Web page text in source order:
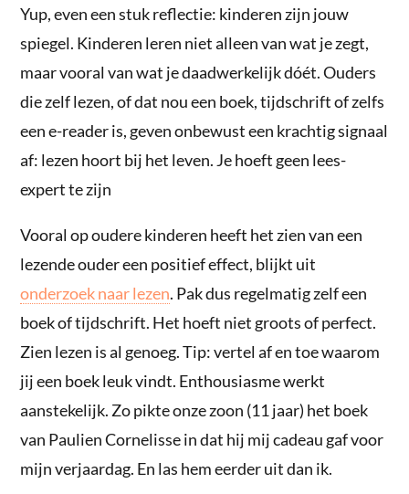
Yup, even een stuk reflectie: kinderen zijn jouw
spiegel. Kinderen leren niet alleen van wat je zegt,
maar vooral van wat je daadwerkelijk dóét. Ouders
die zelf lezen, of dat nou een boek, tijdschrift of zelfs
een e-reader is, geven onbewust een krachtig signaal
af: lezen hoort bij het leven. Je hoeft geen lees-
expert te zijn
Vooral op oudere kinderen heeft het zien van een
lezende ouder een positief effect, blijkt uit
onderzoek naar lezen. Pak dus regelmatig zelf een
boek of tijdschrift. Het hoeft niet groots of perfect.
Zien lezen is al genoeg. Tip: vertel af en toe waarom
jij een boek leuk vindt. Enthousiasme werkt
aanstekelijk. Zo pikte onze zoon (11 jaar) het boek
van Paulien Cornelisse in dat hij mij cadeau gaf voor
mijn verjaardag. En las hem eerder uit dan ik.